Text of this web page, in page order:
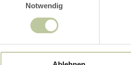
Notwendig